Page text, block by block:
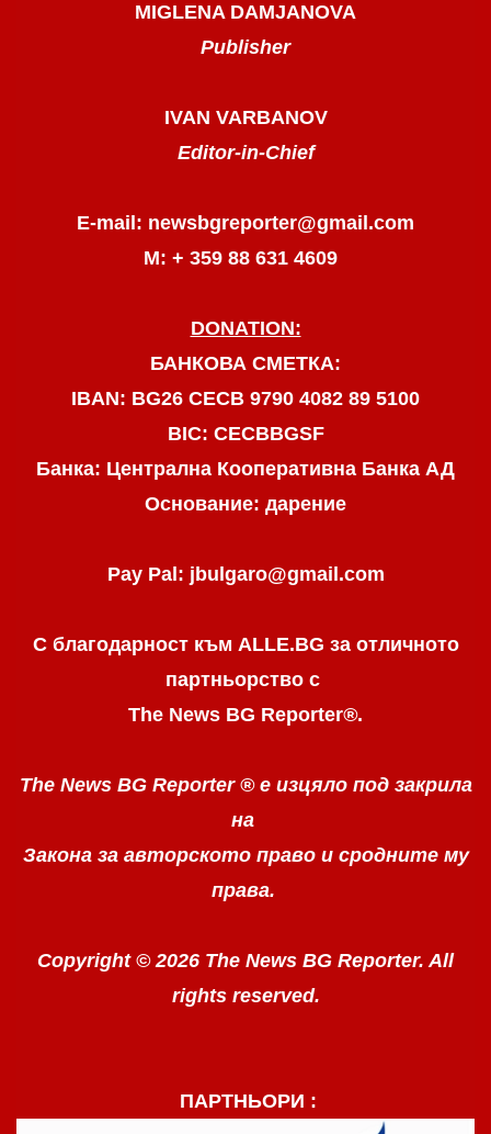
MIGLENA DAMJANOVA
Publisher
IVAN VARBANOV
Editor-in-Chief
E-mail: newsbgreporter@gmail.com
М: + 359 88 631 4609
DONATION:
БАНКОВА СМЕТКА:
IBAN: BG26 CECB 9790 4082 89 5100
BIC: CECBBGSF
Банка: Централна Кооперативна Банка АД
Основание: дарение
Pay Pal: jbulgaro@gmail.com
С благодарност към ALLE.BG за отличното
партньорство с
The News BG Reporter®.
The News BG Reporter ® е изцяло под закрила
на
Закона за авторското право и сродните му
права.
Copyright © 2026 The News BG Reporter. All
rights reserved.
ПАРТНЬОРИ :